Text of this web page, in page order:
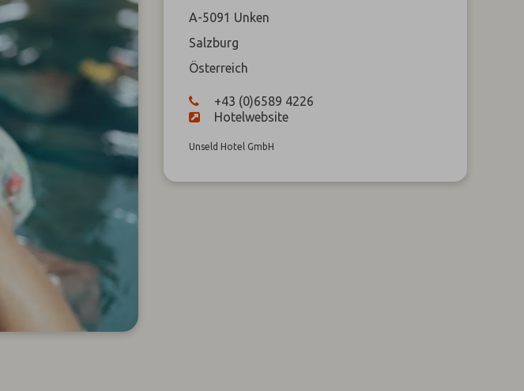
A-5091 Unken
Salzburg
Österreich
+43 (0)6589 4226
Hotelwebsite
Unseld Hotel GmbH